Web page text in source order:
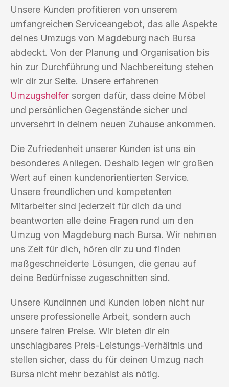
Unsere Kunden profitieren von unserem
umfangreichen Serviceangebot, das alle Aspekte
deines Umzugs von Magdeburg nach Bursa
abdeckt. Von der Planung und Organisation bis
hin zur Durchführung und Nachbereitung stehen
wir dir zur Seite. Unsere erfahrenen
Umzugshelfer sorgen dafür, dass deine Möbel
und persönlichen Gegenstände sicher und
unversehrt in deinem neuen Zuhause ankommen.
Die Zufriedenheit unserer Kunden ist uns ein
besonderes Anliegen. Deshalb legen wir großen
Wert auf einen kundenorientierten Service.
Unsere freundlichen und kompetenten
Mitarbeiter sind jederzeit für dich da und
beantworten alle deine Fragen rund um den
Umzug von Magdeburg nach Bursa. Wir nehmen
uns Zeit für dich, hören dir zu und finden
maßgeschneiderte Lösungen, die genau auf
deine Bedürfnisse zugeschnitten sind.
Unsere Kundinnen und Kunden loben nicht nur
unsere professionelle Arbeit, sondern auch
unsere fairen Preise. Wir bieten dir ein
unschlagbares Preis-Leistungs-Verhältnis und
stellen sicher, dass du für deinen Umzug nach
Bursa nicht mehr bezahlst als nötig.